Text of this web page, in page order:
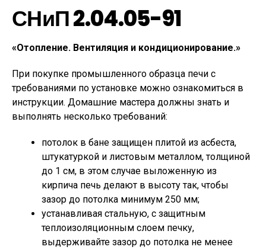
СНиП 2.04.05-91
«Отопление. Вентиляция и кондиционирование.»
При покупке промышленного образца печи с
требованиями по установке можно ознакомиться в
инструкции. Домашние мастера должны знать и
выполнять несколько требований:
потолок в бане защищен плитой из асбеста,
штукатуркой и листовым металлом, толщиной
до 1 см, в этом случае выложенную из
кирпича печь делают в высоту так, чтобы
зазор до потолка минимум 250 мм;
устанавливая стальную, с защитным
теплоизоляционным слоем печку,
выдерживайте зазор до потолка не менее